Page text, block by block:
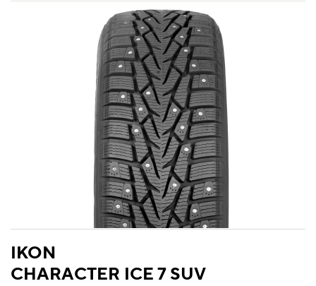
IKON
CHARACTER ICE 7 SUV